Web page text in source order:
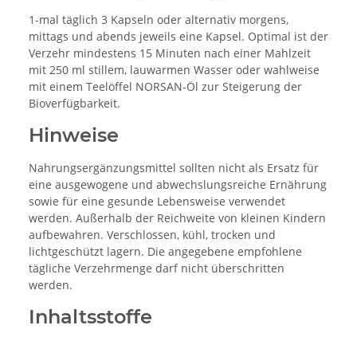
1-mal täglich 3 Kapseln oder alternativ morgens,
mittags und abends jeweils eine Kapsel. Optimal ist der
Verzehr mindestens 15 Minuten nach einer Mahlzeit
mit 250 ml stillem, lauwarmen Wasser oder wahlweise
mit einem Teelöffel NORSAN-Öl zur Steigerung der
Bioverfügbarkeit.
Hinweise
Nahrungsergänzungsmittel sollten nicht als Ersatz für
eine ausgewogene und abwechslungsreiche Ernährung
sowie für eine gesunde Lebensweise verwendet
werden. Außerhalb der Reichweite von kleinen Kindern
aufbewahren. Verschlossen, kühl, trocken und
lichtgeschützt lagern. Die angegebene empfohlene
tägliche Verzehrmenge darf nicht überschritten
werden.
Inhaltsstoffe